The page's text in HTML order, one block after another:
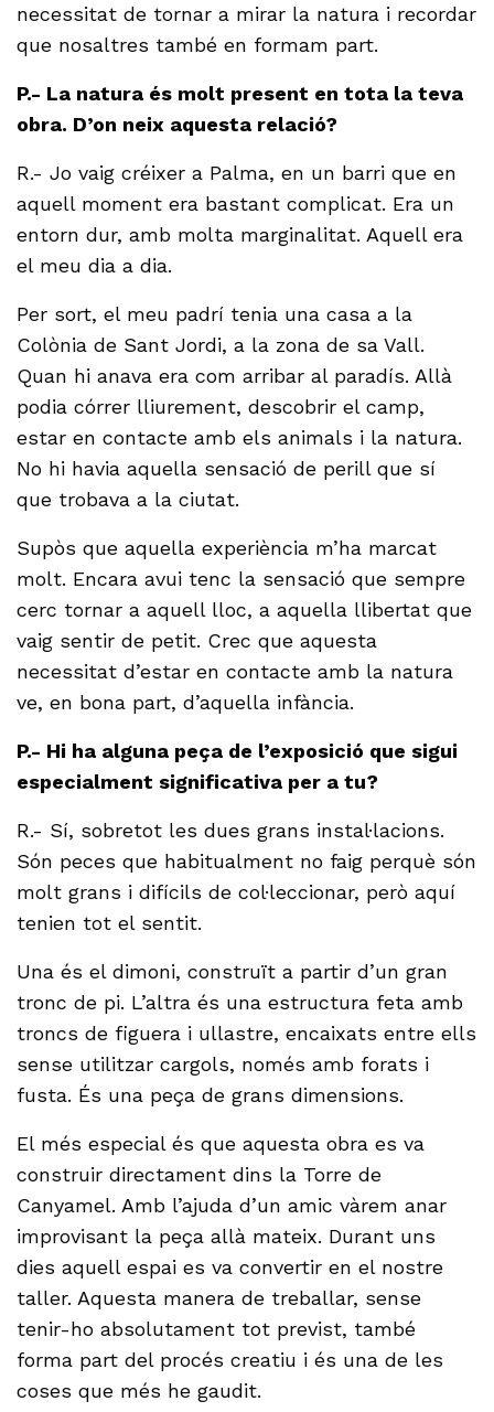
necessitat de tornar a mirar la natura i recordar
que nosaltres també en formam part.
P.- La natura és molt present en tota la teva
obra. D’on neix aquesta relació?
R.- Jo vaig créixer a Palma, en un barri que en
aquell moment era bastant complicat. Era un
entorn dur, amb molta marginalitat. Aquell era
el meu dia a dia.
Per sort, el meu padrí tenia una casa a la
Colònia de Sant Jordi, a la zona de sa Vall.
Quan hi anava era com arribar al paradís. Allà
podia córrer lliurement, descobrir el camp,
estar en contacte amb els animals i la natura.
No hi havia aquella sensació de perill que sí
que trobava a la ciutat.
Supòs que aquella experiència m’ha marcat
molt. Encara avui tenc la sensació que sempre
cerc tornar a aquell lloc, a aquella llibertat que
vaig sentir de petit. Crec que aquesta
necessitat d’estar en contacte amb la natura
ve, en bona part, d’aquella infància.
P.- Hi ha alguna peça de l’exposició que sigui
especialment significativa per a tu?
R.- Sí, sobretot les dues grans instal·lacions.
Són peces que habitualment no faig perquè són
molt grans i difícils de col·leccionar, però aquí
tenien tot el sentit.
Una és el dimoni, construït a partir d’un gran
tronc de pi. L’altra és una estructura feta amb
troncs de figuera i ullastre, encaixats entre ells
sense utilitzar cargols, només amb forats i
fusta. És una peça de grans dimensions.
El més especial és que aquesta obra es va
construir directament dins la Torre de
Canyamel. Amb l’ajuda d’un amic vàrem anar
improvisant la peça allà mateix. Durant uns
dies aquell espai es va convertir en el nostre
taller. Aquesta manera de treballar, sense
tenir-ho absolutament tot previst, també
forma part del procés creatiu i és una de les
coses que més he gaudit.